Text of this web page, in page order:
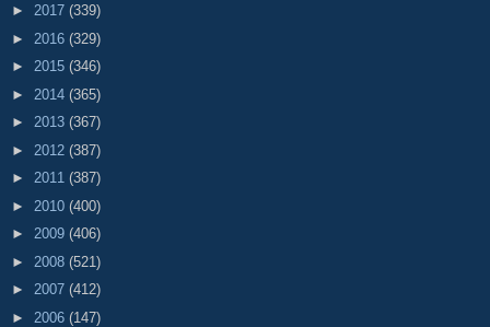
► 2017 (339)
► 2016 (329)
► 2015 (346)
► 2014 (365)
► 2013 (367)
► 2012 (387)
► 2011 (387)
► 2010 (400)
► 2009 (406)
► 2008 (521)
► 2007 (412)
► 2006 (147)